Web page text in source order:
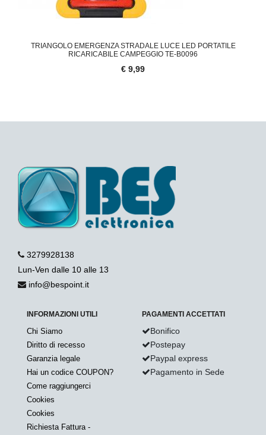
TRIANGOLO EMERGENZA STRADALE LUCE LED PORTATILE
RICARICABILE CAMPEGGIO TE-B0096
€ 9,99
3279928138
Lun-Ven dalle 10 alle 13
info@bespoint.it
INFORMAZIONI UTILI
Chi Siamo
Diritto di recesso
Garanzia legale
Hai un codice COUPON?
Come raggiungerci
Cookies
Cookies
Richiesta Fattura -
PAGAMENTI ACCETTATI
Bonifico
Postepay
Paypal express
Pagamento in Sede